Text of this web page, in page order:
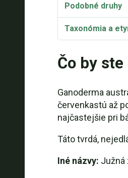
Podobné druhy
Taxonómia a
Čo by
Ganoderma
červenkastú až
najčastejšie pri
Táto tvrdá,
Iné názvy: Južná